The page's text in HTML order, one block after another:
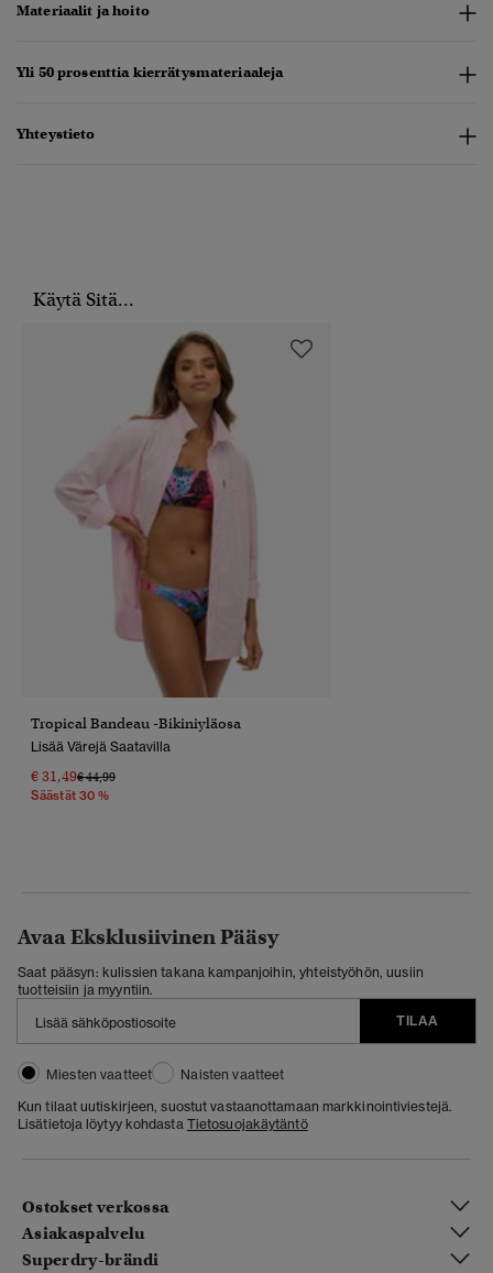
Materiaalit ja hoito
Yli 50 prosenttia kierrätysmateriaaleja
Yhteystieto
Käytä Sitä...
Tropical Bandeau -bikiniyläosa
Lisää Värejä Saatavilla
€ 31,49Hinta Alennettu Hinnasta
€ 44,99Hintaan
Säästät 30 %
Avaa Eksklusiivinen Pääsy
Saat pääsyn: kulissien takana kampanjoihin, yhteistyöhön, uusiin
tuotteisiin ja myyntiin.
TILAA
Miesten vaatteet
Naisten vaatteet
Kun tilaat uutiskirjeen, suostut vastaanottamaan markkinointiviestejä.
Lisätietoja löytyy kohdasta Tietosuojakäytäntö
Ostokset verkossa
Asiakaspalvelu
Superdry-brändi